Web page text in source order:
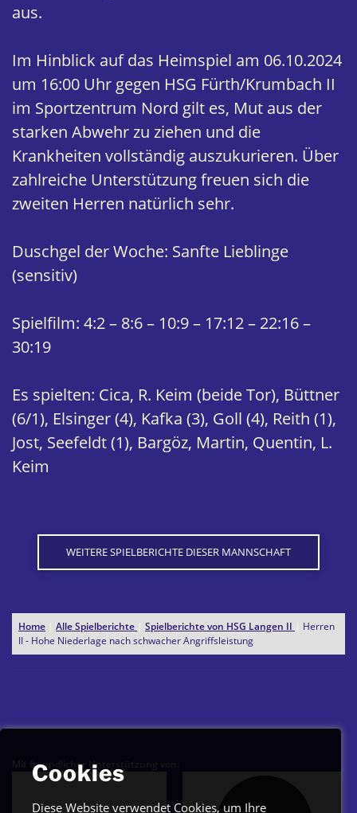
aus.
Im Hinblick auf das Heimspiel am 06.10.2024
um 16:00 Uhr gegen HSG Fürth/Krumbach II
im Sportzentrum Nord gilt es, Mut aus der
starken Abwehr zu ziehen und die
Krankheiten vollständig auszukurieren. Über
zahlreiche Unterstützung freuen sich die
zweiten Herren natürlich sehr.
Duschgel der Woche: Sanfte Lieblinge
(sensitiv)
Spielfilm: 4:2 – 8:6 – 10:9 – 17:12 – 22:16 –
30:19
Es spielten: Cica, R. Keim (beide Tor), Büttner
(6/1), Elsinger (4), Kafka (3), Goll (4), Reith (1),
Jost, Seefeldt (1), Bargöz, Martin, Quentin, L.
Keim
WEITERE SPIELBERICHTE DIESER MANNSCHAFT
Home Alle Spielberichte Spielberichte von HSG Langen II
Herren
II - Hohe Niederlage nach schwacher Angriffsleistung
Mit freundlicher Unterstützung von:
Cookies
Diese Website verwendet Cookies, um Ihre